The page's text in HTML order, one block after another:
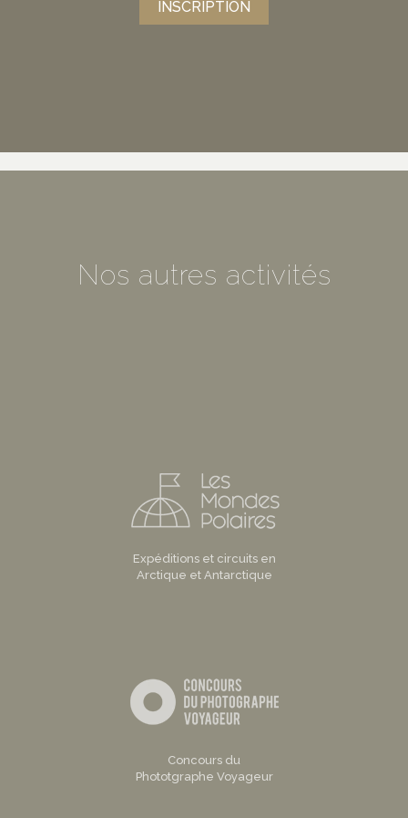
INSCRIPTION
Nos autres activités
Expéditions et circuits en
Arctique et Antarctique
Concours du
Phototgraphe Voyageur